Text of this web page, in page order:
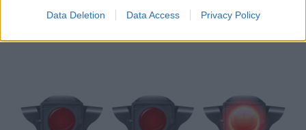
Data Deletion Data Access Privacy Policy
Noite Branca já soma 44 mil euros